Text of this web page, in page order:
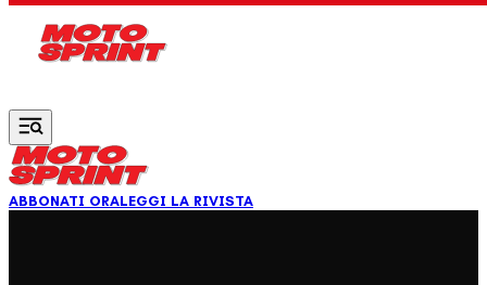
ABBONATI ORALEGGI LA RIVISTA